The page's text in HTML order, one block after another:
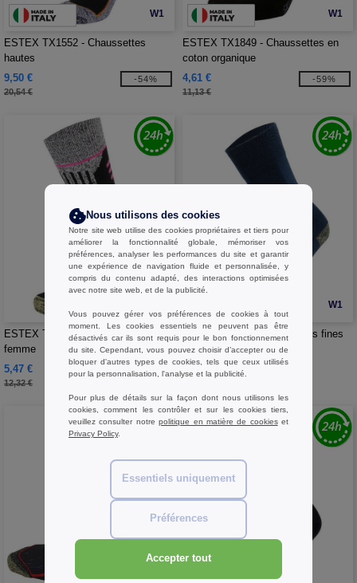
W1
ESTEX TX1552 - Chaussettes
hautes
9,50 €
20,54 €
-54%
W1
ESTEX TX1849 - Chaussettes en
coton organique
4,61 €
11,13 €
-59%
ESTEX TX2005 - Chaussettes
femme
5,47 €
12,32 €
-56%
W1
ESTEX TX2119 - Socquettes fines
8,85 €
Nous utilisons des cookies
Notre site web utilise des cookies propriétaires et tiers pour
améliorer la fonctionnalité globale, mémoriser vos
préférences, analyser les performances du site et garantir
une expérience de navigation fluide et personnalisée, y
compris du contenu adapté, des interactions optimisées
avec notre site web, et de la publicité.
Vous pouvez gérer vos préférences de cookies à tout
moment. Les cookies essentiels ne peuvent pas être
désactivés car ils sont requis pour le bon fonctionnement
du site. Cependant, vous pouvez choisir d’accepter ou de
bloquer d'autres types de cookies, tels que ceux utilisés
pour la personnalisation, l'analyse et la publicité.
Pour plus de détails sur la façon dont nous utilisons les
cookies, comment les contrôler et sur les cookies tiers,
veuillez consulter notrepolitique en matière de cookieset
Privacy Policy.
Essentiels uniquement
Préférences
Accepter tout